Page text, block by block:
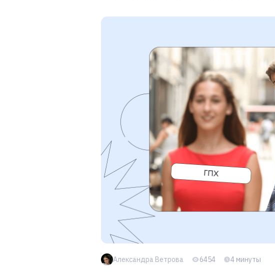
Александра Ветрова 6454 4 минуты